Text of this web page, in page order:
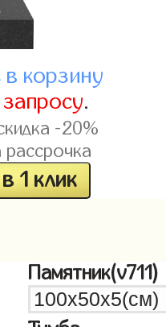
корзину
.
-20%
1 клик
Памятник(v711)